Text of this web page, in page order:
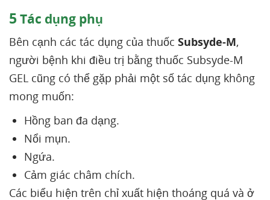
5 Tác dụng phụ
Bên cạnh các tác dụng của thuốc Subsyde-M,
người bệnh khi điều trị bằng thuốc Subsyde-M
GEL cũng có thể gặp phải một số tác dụng không
mong muốn:
Hồng ban đa dạng.
Nổi mụn.
Ngứa.
Cảm giác châm chích.
Các biểu hiện trên chỉ xuất hiện thoáng quá và ở